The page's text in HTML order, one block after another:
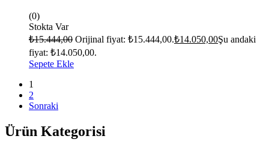
(0)
Stokta Var
₺15.444,00 Orijinal fiyat: ₺15.444,00.₺14.050,00Şu andaki
fiyat: ₺14.050,00.
Sepete Ekle
1
2
Sonraki
Ürün Kategorisi